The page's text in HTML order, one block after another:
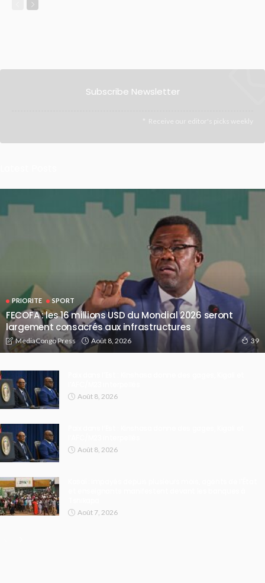
Subscribe Newsletter
Receive our editor's picks weekly
PRIORITE SPORT
FECOFA : les 16 millions USD du Mondial 2026 seront
largement consacrés aux infrastructures
MediaCongo Press Août 8, 2026 39
Août 8, 2026
Août 8, 2026
Août 7, 2026